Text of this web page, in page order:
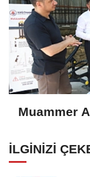
Muammer
İLGINIZI